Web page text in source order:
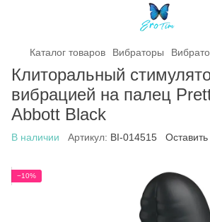
Каталог товаров Вибраторы
Клиторальный
вибрацией на палец
Abbott Black
В наличии Артикул: BI-014515
−10%